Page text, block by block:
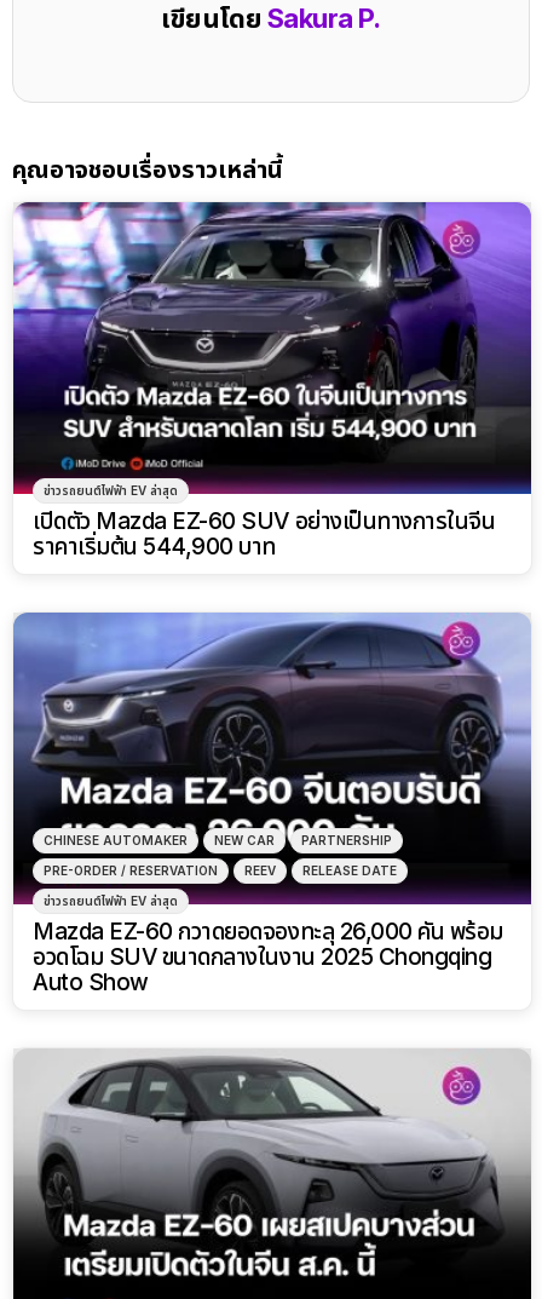
เขียนโดย Sakura P.
คุณอาจชอบเรื่องราวเหล่านี้
ข่าวรถยนต์ไฟฟ้า EV ล่าสุด
เปิดตัว Mazda EZ-60 SUV อย่างเป็นทางการในจีน
ราคาเริ่มต้น 544,900 บาท
CHINESE AUTOMAKER NEW CAR PARTNERSHIP
PRE-ORDER / RESERVATION REEV RELEASE DATE
ข่าวรถยนต์ไฟฟ้า EV ล่าสุด
Mazda EZ-60 กวาดยอดจองทะลุ 26,000 คัน พร้อม
อวดโฉม SUV ขนาดกลางในงาน 2025 Chongqing
Auto Show